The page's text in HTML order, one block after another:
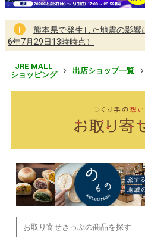
熊本県で発生した地震の影
6年7月29日13時時点）
JRE MALL
ショッピング
出店ショップ一覧